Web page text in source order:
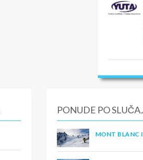
PONUDE PO
MONT BLANC